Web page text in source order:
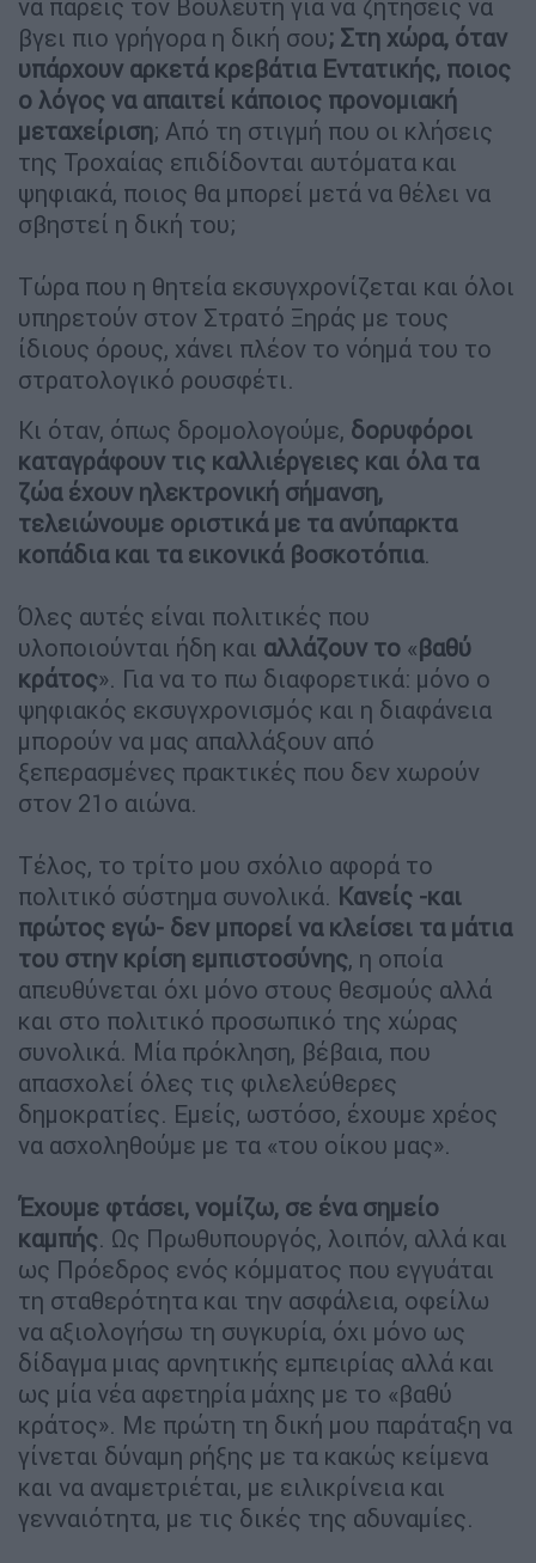
να πάρεις τον Βουλευτή για να ζητήσεις να
βγει πιο γρήγορα η δική σου; Στη χώρα, όταν
υπάρχουν αρκετά κρεβάτια Εντατικής, ποιος
ο λόγος να απαιτεί κάποιος προνομιακή
μεταχείριση; Από τη στιγμή που οι κλήσεις
της Τροχαίας επιδίδονται αυτόματα και
ψηφιακά, ποιος θα μπορεί μετά να θέλει να
σβηστεί η δική του;
Τώρα που η θητεία εκσυγχρονίζεται και όλοι
υπηρετούν στον Στρατό Ξηράς με τους
ίδιους όρους, χάνει πλέον το νόημά του το
στρατολογικό ρουσφέτι.
Κι όταν, όπως δρομολογούμε, δορυφόροι
καταγράφουν τις καλλιέργειες και όλα τα
ζώα έχουν ηλεκτρονική σήμανση,
τελειώνουμε οριστικά με τα ανύπαρκτα
κοπάδια και τα εικονικά βοσκοτόπια.
Όλες αυτές είναι πολιτικές που
υλοποιούνται ήδη και αλλάζουν το «βαθύ
κράτος». Για να το πω διαφορετικά: μόνο ο
ψηφιακός εκσυγχρονισμός και η διαφάνεια
μπορούν να μας απαλλάξουν από
ξεπερασμένες πρακτικές που δεν χωρούν
στον 21ο αιώνα.
Τέλος, το τρίτο μου σχόλιο αφορά το
πολιτικό σύστημα συνολικά. Κανείς -και
πρώτος εγώ- δεν μπορεί να κλείσει τα μάτια
του στην κρίση εμπιστοσύνης, η οποία
απευθύνεται όχι μόνο στους θεσμούς αλλά
και στο πολιτικό προσωπικό της χώρας
συνολικά. Μία πρόκληση, βέβαια, που
απασχολεί όλες τις φιλελεύθερες
δημοκρατίες. Εμείς, ωστόσο, έχουμε χρέος
να ασχοληθούμε με τα «του οίκου μας».
Έχουμε φτάσει, νομίζω, σε ένα σημείο
καμπής. Ως Πρωθυπουργός, λοιπόν, αλλά και
ως Πρόεδρος ενός κόμματος που εγγυάται
τη σταθερότητα και την ασφάλεια, οφείλω
να αξιολογήσω τη συγκυρία, όχι μόνο ως
δίδαγμα μιας αρνητικής εμπειρίας αλλά και
ως μία νέα αφετηρία μάχης με το «βαθύ
κράτος». Με πρώτη τη δική μου παράταξη να
γίνεται δύναμη ρήξης με τα κακώς κείμενα
και να αναμετριέται, με ειλικρίνεια και
γενναιότητα, με τις δικές της αδυναμίες.